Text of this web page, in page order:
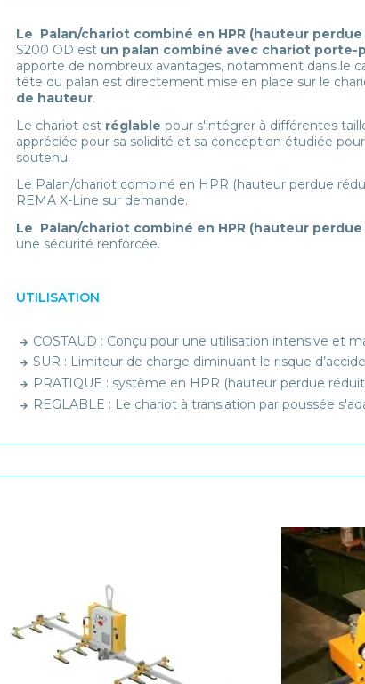
Le Palan/chariot combiné en HPR (hauteur
S200 OD est un palan combiné avec chariot porte-
apporte de nombreux avantages, notamment dans le
tête du palan est directement mise en place sur le
de hauteur.
Le chariot est réglable pour s'intégrer à différentes
appréciée pour sa solidité et sa conception étudiée
soutenu.
Le Palan/chariot combiné en HPR (hauteur perdue
REMA X-Line sur demande.
Le Palan/chariot combiné en HPR (hauteur
une sécurité renforcée.
UTILISATION
COSTAUD : Conçu pour une utilisation intensive et
SUR : Limiteur de charge diminuant le risque
PRATIQUE : système en HPR (hauteur perdue
REGLABLE : Le chariot à translation par poussée